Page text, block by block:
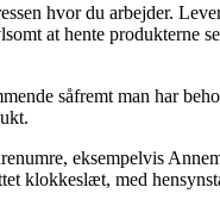
hvor du arbejder.
at hente produkterne
såfremt man har
eksempelvis
klokkeslæt, med